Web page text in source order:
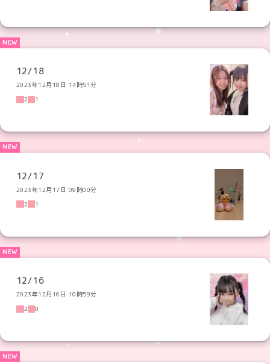
12/18
2023年12月18日 14時51分
2
1
12/17
2023年12月17日 09時00分
2
1
12/16
2023年12月16日 10時59分
2
0